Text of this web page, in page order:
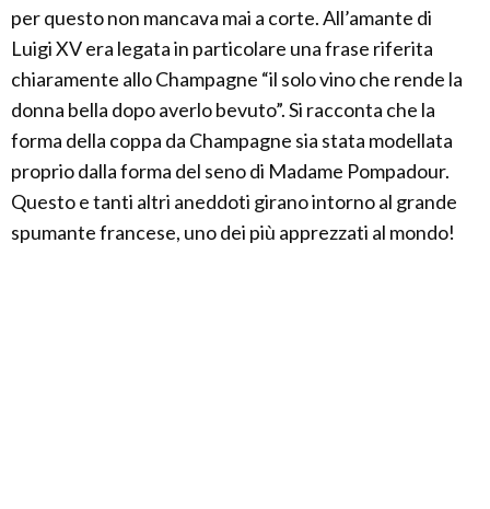
per questo non mancava mai a corte. All’amante di
Luigi XV era legata in particolare una frase riferita
chiaramente allo Champagne “il solo vino che rende la
donna bella dopo averlo bevuto”. Si racconta che la
forma della coppa da Champagne sia stata modellata
proprio dalla forma del seno di Madame Pompadour.
Questo e tanti altri aneddoti girano intorno al grande
spumante francese, uno dei più apprezzati al mondo!